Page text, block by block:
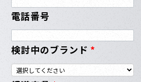
電話番号
検討中のブランド *